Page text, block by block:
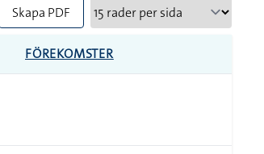
Skapa PDF
FÖREKOMSTER